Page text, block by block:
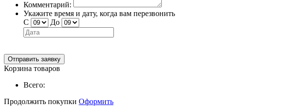
Комментарий:
Укажите время и дату, когда вам перезвонить
С
До
Отправить заявку
Корзина товаров
Всего:
Продолжить покупки Оформить